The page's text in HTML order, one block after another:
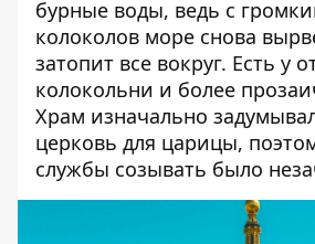
бурные воды, ведь с
колоколов море снова
затопит все вокруг. Есть у
колокольни и более
Храм изначально
церковь для царицы,
службы созывать было